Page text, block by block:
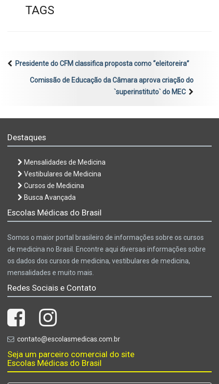
TAGS
Presidente do CFM classifica proposta como “eleitoreira”
Comissão de Educação da Câmara aprova criação do
`superinstituto` do MEC
Destaques
Mensalidades de Medicina
Vestibulares de Medicina
Cursos de Medicina
Busca Avançada
Escolas Médicas do Brasil
Somos o maior portal brasileiro de informações sobre os cursos
de medicina no Brasil. Encontre aqui diversas informações sobre
os dados dos cursos de medicina, vestibulares de medicina,
mensalidades e muito mais.
Redes Sociais e Contato
contato@escolasmedicas.com.br
Seja um parceiro comercial do site
Escolas Médicas do Brasil